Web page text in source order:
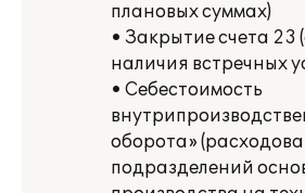
плановых суммах)
• Закрытие счета 23
наличия встречных
• Себестоимость
оборота»
подразделений